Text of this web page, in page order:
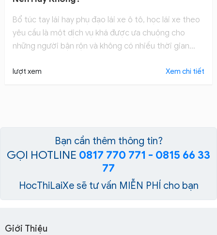
Bổ túc tay lái hay phụ đạo lái xe ô tô, học lái xe theo
yêu cầu là một dịch vụ khá được ưa chuộng cho
những người bận rộn và không có nhiều thời gian
lượt xem Xem chi tiết
Bạn cần thêm thông tin?
GỌI HOTLINE 0817 770 771 - 0815 66 33
77
HocThiLaiXe sẽ tư vấn MIỄN PHÍ cho bạn
Giới Thiệu